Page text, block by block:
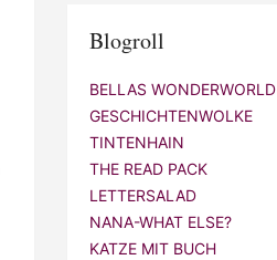
Blogroll
BELLAS WONDERWORLD
GESCHICHTENWOLKE
TINTENHAIN
THE READ PACK
LETTERSALAD
NANA-WHAT ELSE?
KATZE MIT BUCH